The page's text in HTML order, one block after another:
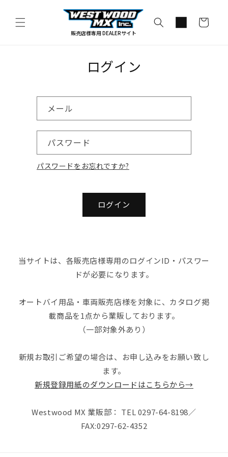
進む
販売店様専用 DEALERサイト
ー
ログイン
メール
パスワード
パスワードをお忘れですか?
ログイン
当サイトは、各販売店様専用のログインID・パスワー
ドが必要になります。
オートバイ用品・車両販売店様を対象に、カタログ掲
載商品を1点から業販しております。
（一部対象外あり）
新規お取引ご希望の場合は、お申し込みをお願い致し
ます。
新規登録用紙のダウンロードはこちらから→
Westwood MX 業販部： TEL 0297-64-8198／
FAX:0297-62-4352